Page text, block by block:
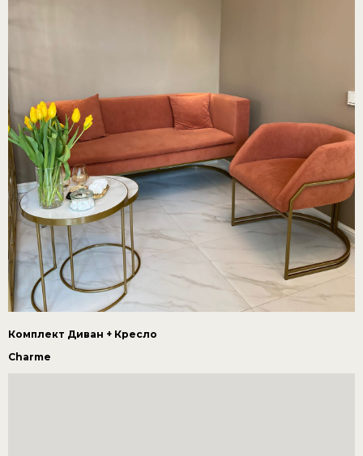
Комплект Диван + Кресло
Charme